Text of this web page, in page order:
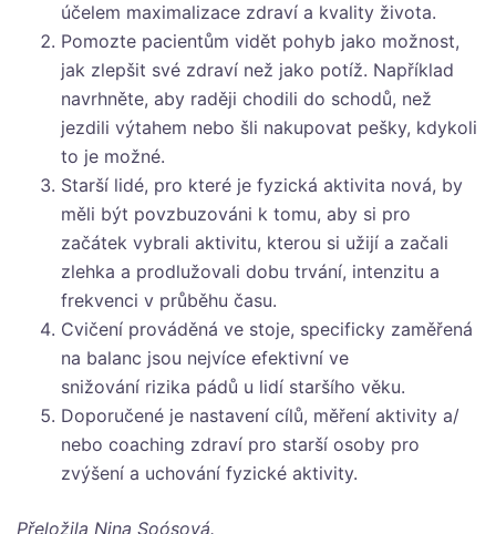
účelem maximalizace zdraví a kvality života.
Pomozte pacientům vidět pohyb jako možnost,
jak zlepšit své zdraví než jako potíž. Například
navrhněte, aby raději chodili do schodů, než
jezdili výtahem nebo šli nakupovat pešky, kdykoli
to je možné.
Starší lidé, pro které je fyzická aktivita nová, by
měli být povzbuzováni k tomu, aby si pro
začátek vybrali aktivitu, kterou si užijí a začali
zlehka a prodlužovali dobu trvání, intenzitu a
frekvenci v průběhu času.
Cvičení prováděná ve stoje, specificky zaměřená
na balanc jsou nejvíce efektivní ve
snižování rizika pádů u lidí staršího věku.
Doporučené je nastavení cílů, měření aktivity a/
nebo coaching zdraví pro starší osoby pro
zvýšení a uchování fyzické aktivity.
Přeložila Nina Soósová.